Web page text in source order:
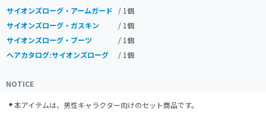
サイオンズローグ・アームガード
/ 1個
サイオンズローグ・ガスキン
/ 1個
サイオンズローグ・ブーツ
/ 1個
ヘアカタログ:サイオンズローグ
/ 1個
NOTICE
本アイテムは、男性キャラクター向けのセット商品です。